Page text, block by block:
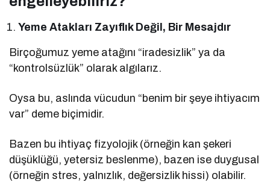
Yeme Atakları Zayıflık Değil, Bir Mesajdır
Birçoğumuz yeme atağını “iradesizlik” ya da
“kontrolsüzlük” olarak algılarız.
Oysa bu, aslında vücudun “benim bir şeye ihtiyacım
var” deme biçimidir.
Bazen bu ihtiyaç fizyolojik (örneğin kan şekeri
düşüklüğü, yetersiz beslenme), bazen ise duygusal
(örneğin stres, yalnızlık, değersizlik hissi) olabilir.